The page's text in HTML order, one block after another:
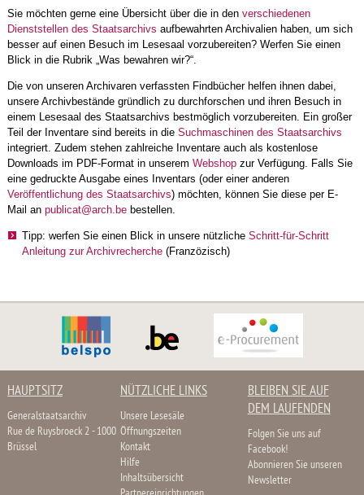
Sie möchten gerne eine Übersicht über die in den verschiedenen
Dienststellen des Staatsarchivs aufbewahrten Archivalien haben, um sich
besser auf einen Besuch im Lesesaal vorzubereiten? Werfen Sie einen
Blick in die Rubrik „Was bewahren wir?“.
Die von unseren Archivaren verfassten Findbücher helfen ihnen dabei,
unsere Archivbestände gründlich zu durchforschen und ihren Besuch in
einem Lesesaal des Staatsarchivs bestmöglich vorzubereiten. Ein großer
Teil der Inventare sind bereits in die Suchmaschinen des Staatsarchivs
integriert. Zudem stehen zahlreiche Inventare auch als kostenlose
Downloads im PDF-Format in unserem Webshopzur Verfügung. Falls Sie
eine gedruckte Ausgabe eines Inventars (oder einer anderen
Veröffentlichung des Staatsarchivs) möchten, können Sie diese per E-
Mail an publicat@arch.bebestellen.
Tipp: werfen Sie einen Blick in unsere nützliche Schritt-für-Schritt
Anleitung zur Archivrecherche(Franzözisch)
HAUPTSITZ
Generalstaatsarchiv
Rue de Ruysbroeck 2 - 1000
Brüssel
NÜTZLICHE LINKS
Unsere Lesesäle
Öffnungszeiten
Kontakt
Hilfe
Inhaltsübersicht
BLEIBEN SIE AUF
DEM LAUFENDEN
Folgen Sie uns auf
Facebook!
Abonnieren Sie unseren
Newsletter